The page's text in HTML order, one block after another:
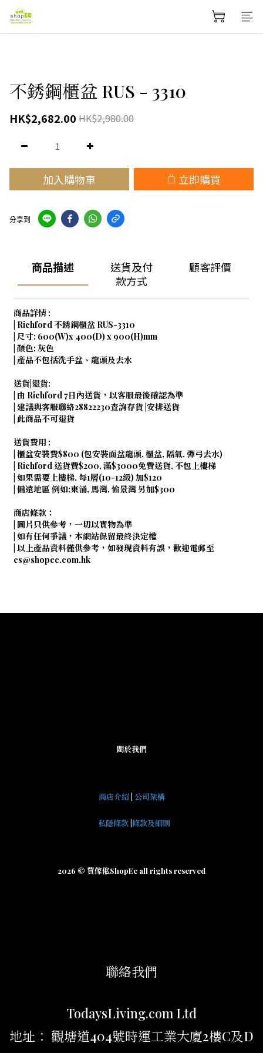
不銹鋼櫃盆 RUS - 3310
HK$2,682.00 HK$2,980.00
加入購物車 立即購買
分享到
商品描述
送貨及付
款方式
顧客評價
商品詳情 :
| Richford 不銹鋼櫃盆 RUS-3310
| 尺寸: 600(W)x 400(D) x 900(H)mm
| 顏色: 灰色
| 產品不包括洗手盆、龍頭及去水
送貨|退貨:
| 由 Richford 7日內送貨，以客服最後確認為準
| 建議與客服聯絡28822230查詢存貨 |安排送貨
| 此商品不可退貨
送貨費用 :
| 櫃盆安裝費$800 (包安裝面盆龍頭, 櫃盆, 隔氣, 彈弓去水)
| Richford 送貨費$200, 滿$3000免費送貨, 不包上樓梯
| 如果需要上樓梯, 每1層(10-12級) 加$120
| 偏遠地區 例如:東涌, 馬灣, 愉景灣 另加$300
商店條款：
| 圖片只供參考，一切以實物為準
| 如有任何爭議，本網站保留最終決定權
| 以上產品資料僅供參考，如發現資料有誤，歡迎電郵至
cs@shopec.com.hk
關於我們
商店介紹| 公司架構
私隱條款 條款及細則
2026 © 買傢俬ShopEc all rights reserved
聯絡我們
TodaysLiving.com Ltd
地址： 觀塘道404號時運工業大廈2樓C及D